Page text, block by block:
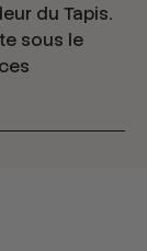
du Tapis.
sous le